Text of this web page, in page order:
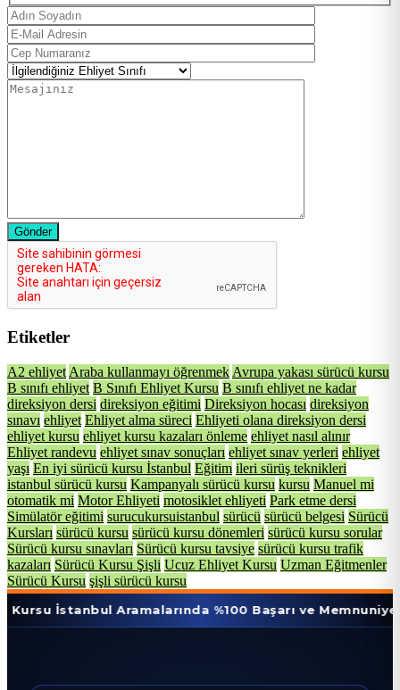
Gönder
Etiketler
A2 ehliyet Araba kullanmayı öğrenmek Avrupa yakası sürücü kursu
B sınıfı ehliyet B Sınıfı Ehliyet Kursu B sınıfı ehliyet ne kadar
direksiyon dersi direksiyon eğitimi Direksiyon hocası direksiyon
sınavı ehliyet Ehliyet alma süreci Ehliyeti olana direksiyon dersi
ehliyet kursu ehliyet kursu kazaları önleme ehliyet nasıl alınır
Ehliyet randevu ehliyet sınav sonuçları ehliyet sınav yerleri ehliyet
yaşı En iyi sürücü kursu İstanbul Eğitim ileri sürüş teknikleri
istanbul sürücü kursu Kampanyalı sürücü kursu kursu Manuel mi
otomatik mi Motor Ehliyeti motosiklet ehliyeti Park etme dersi
Simülatör eğitimi surucukursuistanbul sürücü sürücü belgesi Sürücü
Kursları sürücü kursu sürücü kursu dönemleri sürücü kursu sorular
Sürücü kursu sınavları Sürücü kursu tavsiye sürücü kursu trafik
kazaları Sürücü Kursu Şişli Ucuz Ehliyet Kursu Uzman Eğitmenler
Sürücü Kursu şişli sürücü kursu
Aramalarında %100 Başarı ve Memnuniyet Oranı